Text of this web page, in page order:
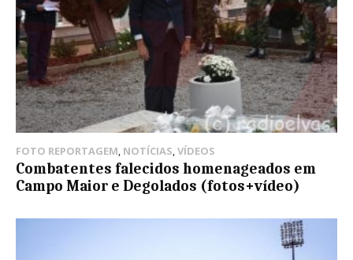
FOTO REPORTAGEM, NOTÍCIAS,VÍDEOS
Combatentes falecidos homenageados em
Campo Maior e Degolados (fotos+vídeo)